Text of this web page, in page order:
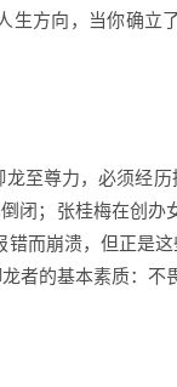
方向，当你确立
至尊力，必须经
闭；张桂梅在创办
而崩溃，但正是
者的基本素质：不